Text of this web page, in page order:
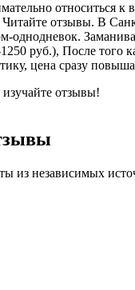
относиться к
Читайте отзывы. В
однодневок.
руб.), После того
цена сразу
отзывы!
из независимых